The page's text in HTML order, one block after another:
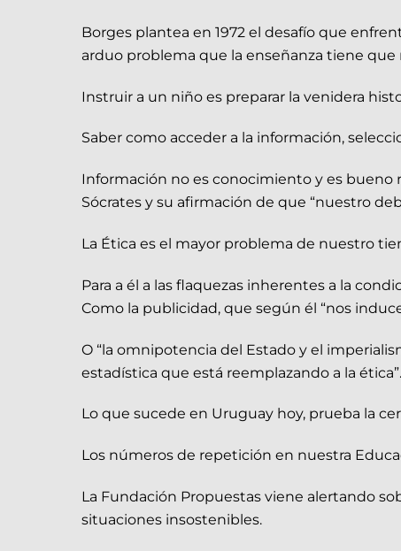
Borges plantea en 1972 el desafío que
arduo problema que la enseñanza tiene que
Instruir a un niño es preparar la venidera
Saber como acceder a la información,
Información no es conocimiento y es bueno
Sócrates y su afirmación de que “nuestro
La Ética es el mayor problema de nuestro
Para a él a las flaquezas inherentes a la
Como la publicidad, que según él “nos
O “la omnipotencia del Estado y el
estadística que está reemplazando a la ética”.
Lo que sucede en Uruguay hoy, prueba la
Los números de repetición en nuestra
La Fundación Propuestas viene alertando
situaciones insostenibles.